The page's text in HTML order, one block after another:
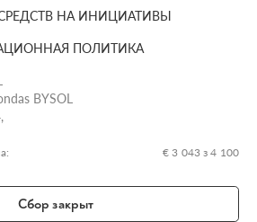
€ 3 043 з 4 100
Сбор закрыт
НА ИНИЦИАТИВЫ
ПОЛИТИКА
BYSOL